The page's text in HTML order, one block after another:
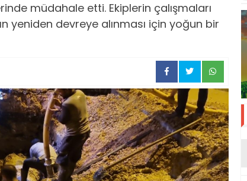
müdahale etti. Ekiplerin çalışmaları
yeniden devreye alınması için yoğun bir